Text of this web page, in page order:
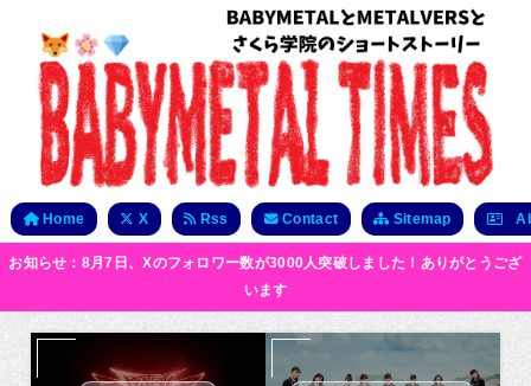
Home X Rss Contact Sitemap
お知らせ：8月7日、Xのフォロワー数が3000人突破しました！ありがとうござ
います